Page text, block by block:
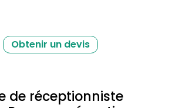
Obtenir un devis
de réceptionniste